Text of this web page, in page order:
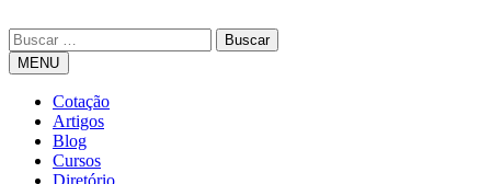
MENU
Cotação
Artigos
Blog
Cursos
Diretório